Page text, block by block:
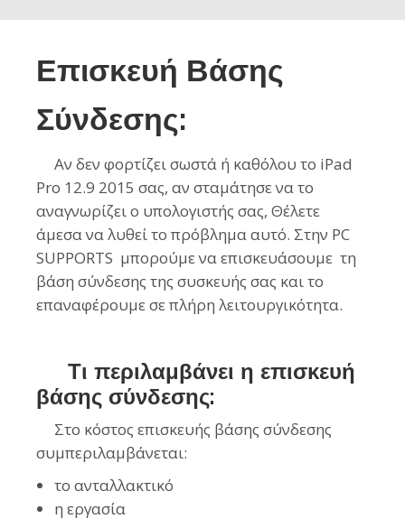
Επισκευή Βάσης
Σύνδεσης:
Αν δεν φορτίζει σωστά ή καθόλου το iPad
Pro 12.9 2015 σας, αν σταμάτησε να το
αναγνωρίζει ο υπολογιστής σας, Θέλετε
άμεσα να λυθεί το πρόβλημα αυτό. Στην PC
SUPPORTS μπορούμε να επισκευάσουμε τη
βάση σύνδεσης της συσκευής σας και το
επαναφέρουμε σε πλήρη λειτουργικότητα.
Τι περιλαμβάνει η επισκευή
βάσης σύνδεσης:
Στο κόστος επισκευής βάσης σύνδεσης
συμπεριλαμβάνεται:
το ανταλλακτικό
η εργασία